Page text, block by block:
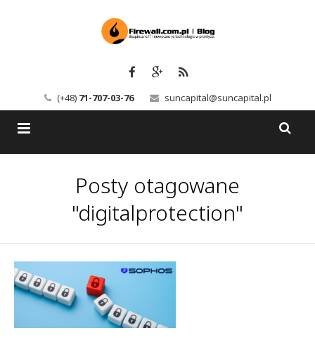
(+48) 71-707-03-76 suncapital@suncapital.pl
Kerio
Serwery pocztowe
Sophos
Szkolenia
Kontakt
Polityka prywatności
Posty otagowane
"digitalprotection"